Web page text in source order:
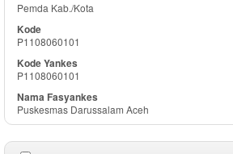
Pemda Kab./Kota
P1108060101
P1108060101
Puskesmas Darussalam Aceh